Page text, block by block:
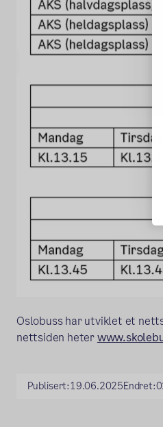
Oslobuss har utviklet et
nettsiden heter
Publisert:19.06.2025Endret: